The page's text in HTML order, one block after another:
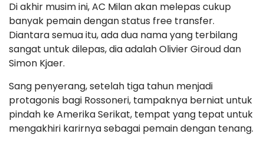
Di akhir musim ini, AC Milan akan melepas cukup
banyak pemain dengan status free transfer.
Diantara semua itu, ada dua nama yang terbilang
sangat untuk dilepas, dia adalah Olivier Giroud dan
Simon Kjaer.
Sang penyerang, setelah tiga tahun menjadi
protagonis bagi Rossoneri, tampaknya berniat untuk
pindah ke Amerika Serikat, tempat yang tepat untuk
mengakhiri karirnya sebagai pemain dengan tenang.